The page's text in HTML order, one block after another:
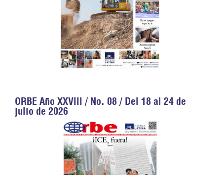
ORBE Año XXVIII / No. 08 / Del 18 al 24 de
julio de 2026